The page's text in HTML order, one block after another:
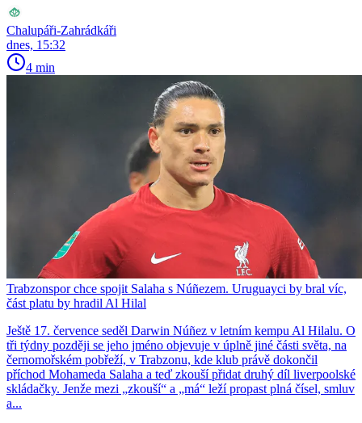
Chalupáři-Zahrádkáři
dnes, 15:32
4 min
Trabzonspor chce spojit Salaha s Núñezem. Uruguayci by bral víc,
část platu by hradil Al Hilal
Ještě 17. července seděl Darwin Núñez v letním kempu Al Hilalu. O
tři týdny později se jeho jméno objevuje v úplně jiné části světa, na
černomořském pobřeží, v Trabzonu, kde klub právě dokončil
příchod Mohameda Salaha a teď zkouší přidat druhý díl liverpoolské
skládačky. Jenže mezi „zkouší“ a „má“ leží propast plná čísel, smluv
a...